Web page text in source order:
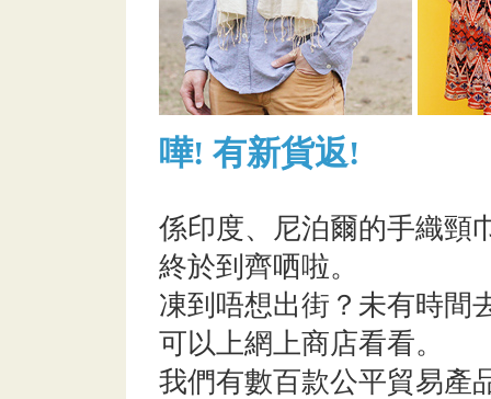
嘩! 有新貨返!
係印度、尼泊爾的手織頸
終於到齊哂啦。
凍到唔想出街？未有時間
可以上網上商店看看。
我們有數百款公平貿易產